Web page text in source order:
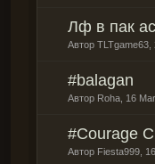
Лф в пак
Автор TLTgame63
#balagan
Автор Roha 16
#Courage
Автор Fiesta999